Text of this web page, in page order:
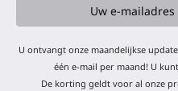
U ontvangt onze maandelijkse
één e-mail per maand! U
De korting geldt voor al onze